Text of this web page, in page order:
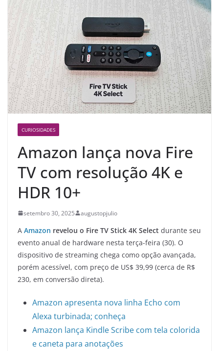
CURIOSIDADES
Amazon lança nova Fire
TV com resolução 4K e
HDR 10+
setembro 30, 2025 augustopjulio
A Amazon revelou o Fire TV Stick 4K Select durante seu
evento anual de hardware nesta terça-feira (30). O
dispositivo de streaming chega como opção avançada,
porém acessível, com preço de US$ 39,99 (cerca de R$
230, em conversão direta).
Amazon apresenta nova linha Echo com
Alexa turbinada; conheça
Amazon lança Kindle Scribe com tela colorida
e caneta para anotações